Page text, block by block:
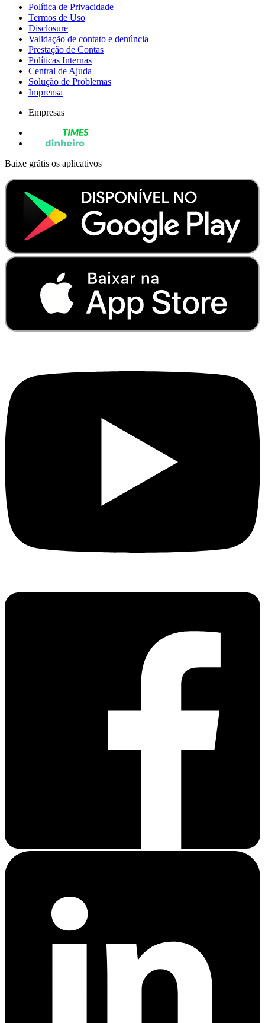
Política de Privacidade
Termos de Uso
Disclosure
Validação de contato e denúncia
Prestação de Contas
Políticas Internas
Central de Ajuda
Solução de Problemas
Imprensa
Empresas
Baixe grátis os aplicativos